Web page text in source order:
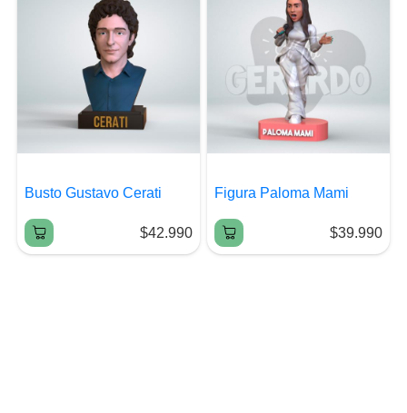
Busto Gustavo Cerati
$42.990
Figura Paloma Mami
$39.990